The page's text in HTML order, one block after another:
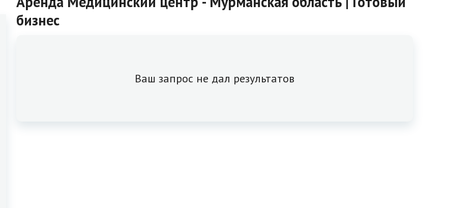
бизнес
Ваш запрос не дал результатов